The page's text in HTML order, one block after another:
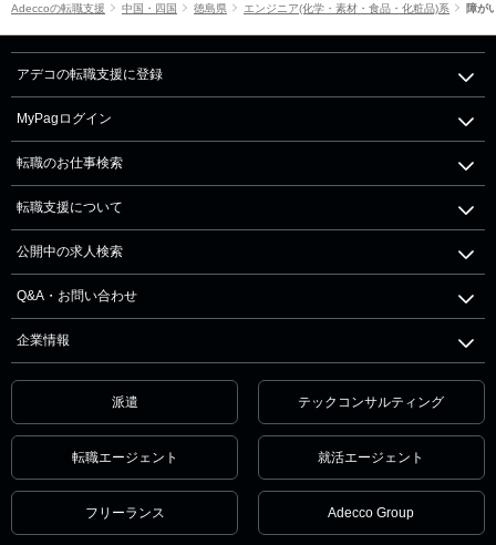
Adeccoの転職支援 中国・四国 徳島県 エンジニア(化学・素材・食品・化粧品)系 障が
アデコの転職支援に登録
MyPagログイン
転職のお仕事検索
転職支援について
公開中の求人検索
Q&A・お問い合わせ
企業情報
派遣 テックコンサルティング
転職エージェント 就活エージェント
フリーランス Adecco Group